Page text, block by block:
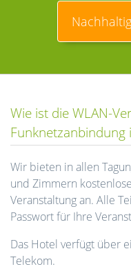
Wie ist die WLAN-
Funknetzanbindung
Wir bieten in allen
und Zimmern
Veranstaltung an. Alle
Passwort für Ihre
Das Hotel verfügt über
Telekom.